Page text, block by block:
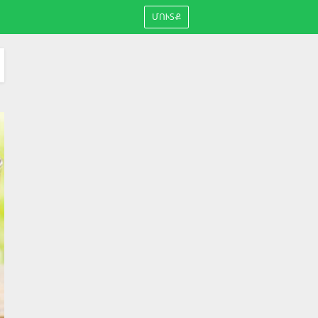
ՄՈՒՏՔ